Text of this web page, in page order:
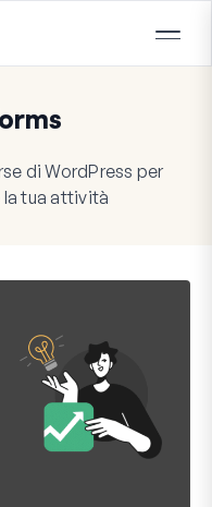
di WordPress per
tua attività